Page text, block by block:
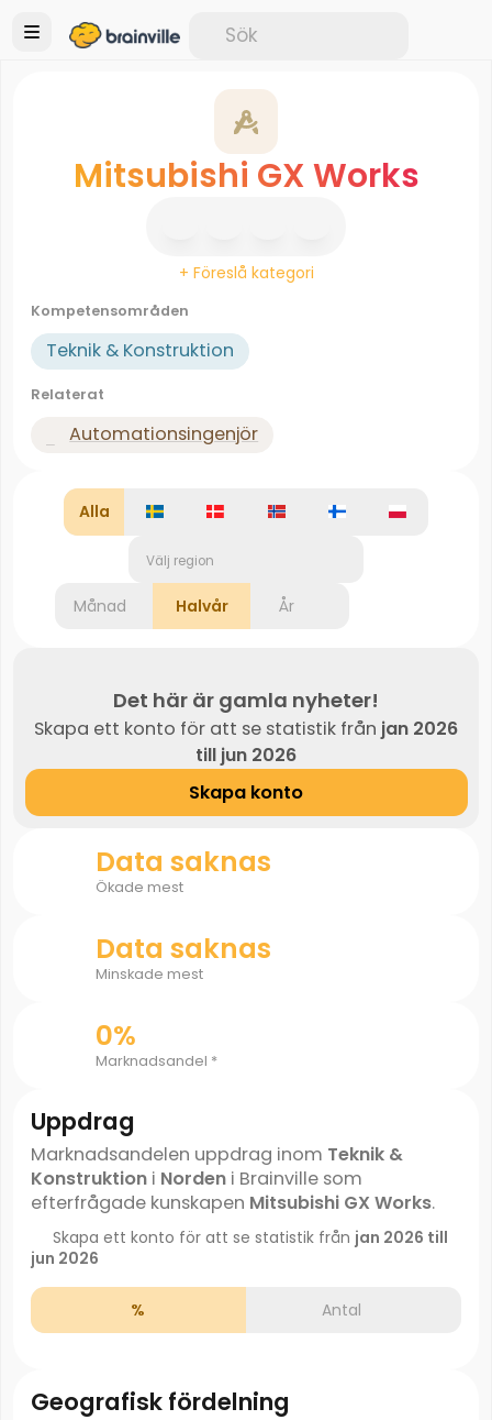
Mitsubishi GX Works
+ Föreslå kategori
Kompetensområden
Teknik & Konstruktion
Relaterat
Automationsingenjör
Alla
Välj region
Månad Halvår År
Det här är gamla nyheter!
Skapa ett konto för att se statistik från jan 2026
till jun 2026
Skapa konto
Data saknas
Ökade mest
Data saknas
Minskade mest
0%
Marknadsandel *
Uppdrag
Marknadsandelen uppdrag inom Teknik &
Konstruktioni Nordeni Brainville som
efterfrågade kunskapen Mitsubishi GX Works.
Skapa ett konto för att se statistik från jan 2026 till
jun 2026
% Antal
Geografisk fördelning